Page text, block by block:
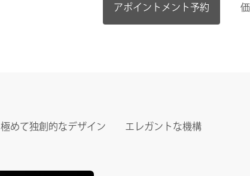
アポイントメント予約
極めて独創的なデザイン エレガントな機構